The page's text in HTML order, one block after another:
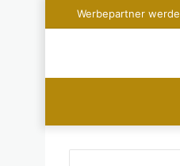
Werbepartner